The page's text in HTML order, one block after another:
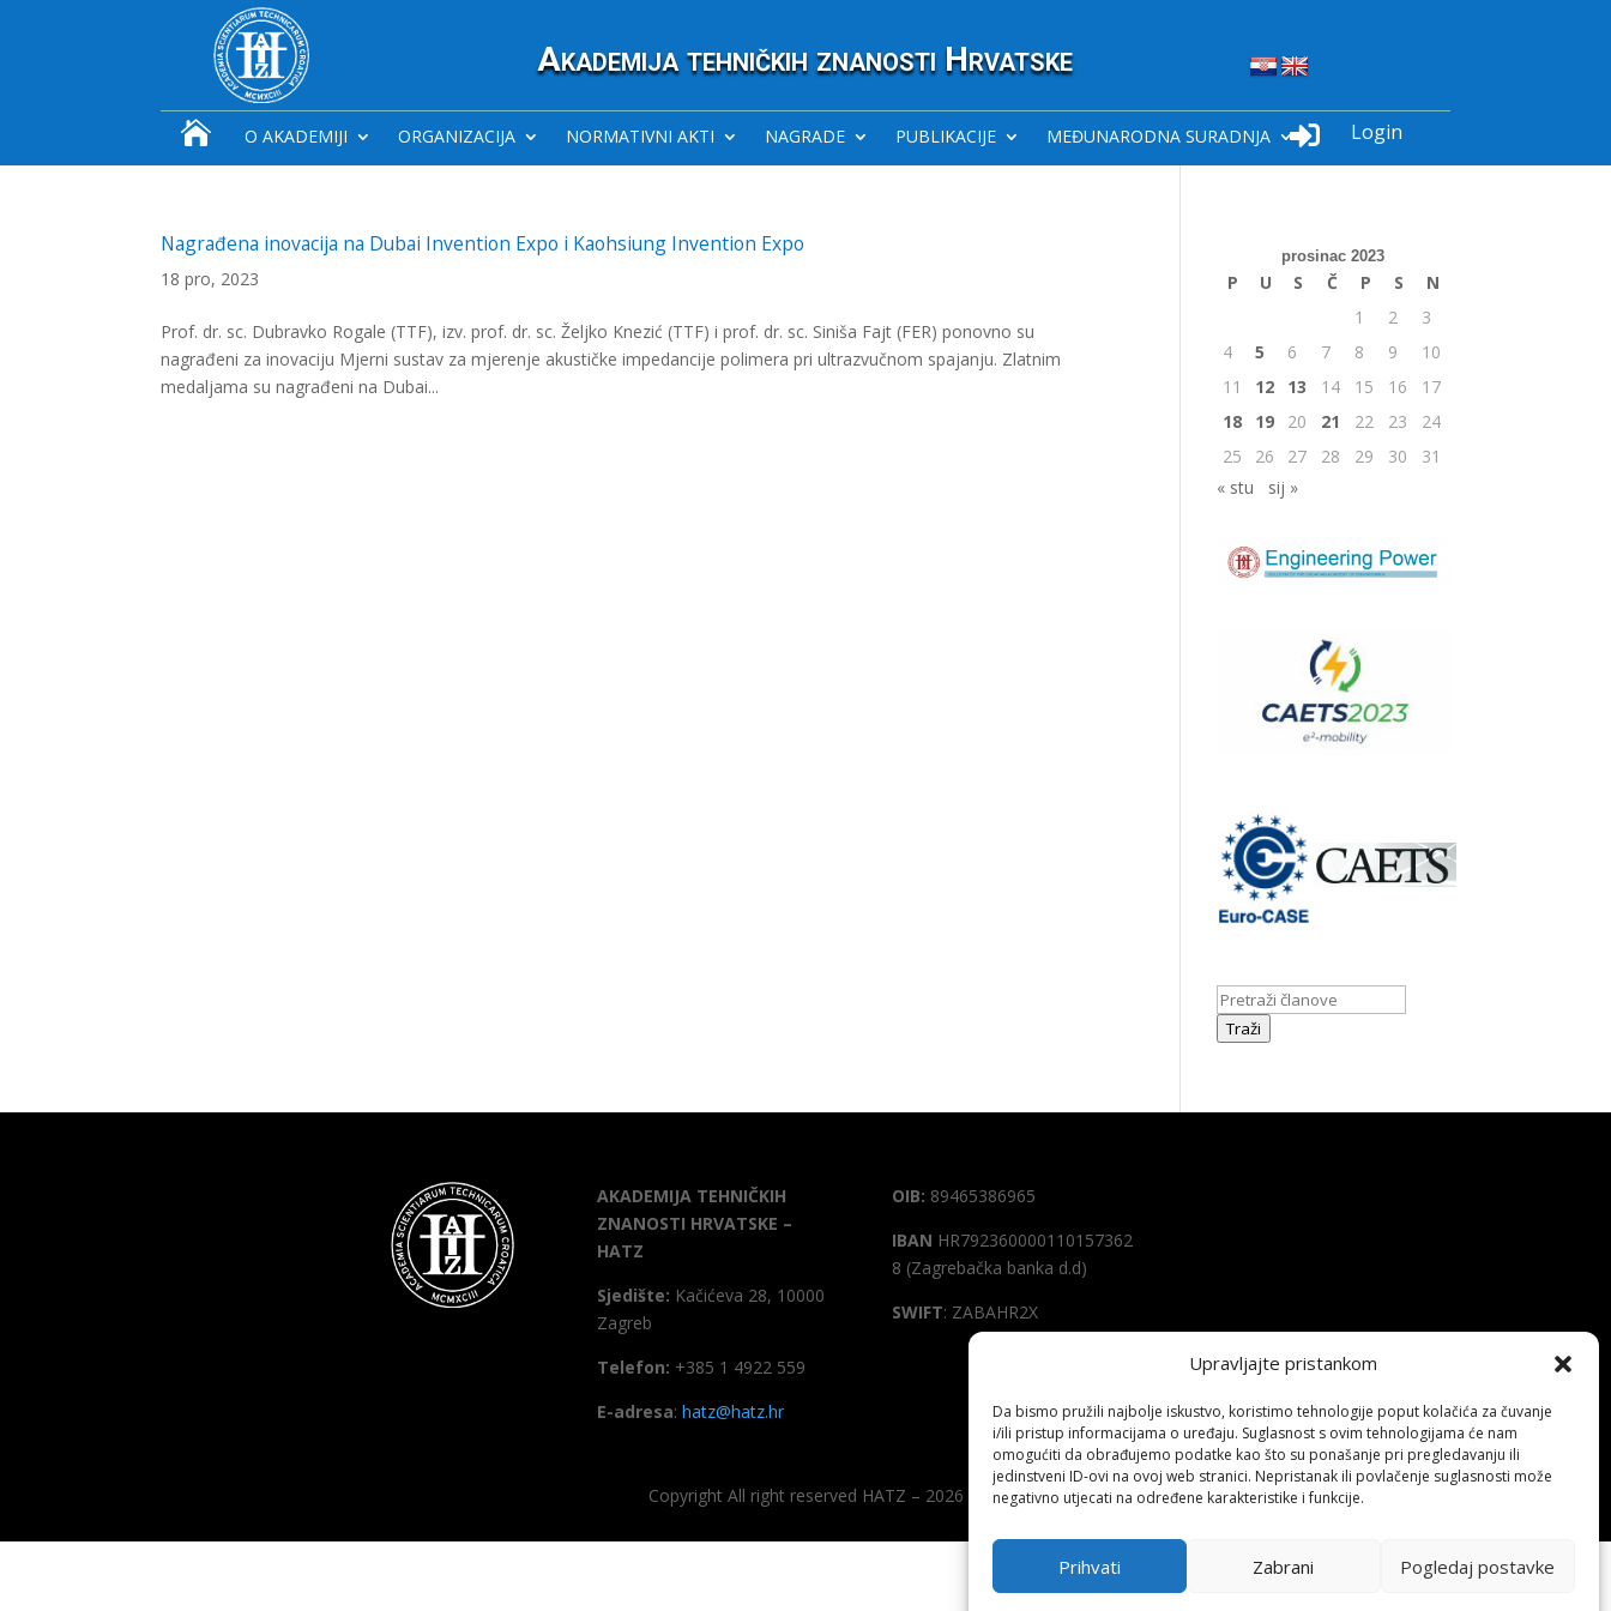
Upravljajte pristankom
Da bismo pružili najbolje iskustvo, koristimo tehnologije poput kolačića za čuvanje
i/ili pristup informacijama o uređaju. Suglasnost s ovim tehnologijama će nam
omogućiti da obrađujemo podatke kao što su ponašanje pri pregledavanju ili
jedinstveni ID-ovi na ovoj web stranici. Nepristanak ili povlačenje suglasnosti može
negativno utjecati na određene karakteristike i funkcije.
Prihvati Zabrani Pogledaj postavke
Akademija tehničkih znanosti Hrvatske
 O AKADEMIJI ORGANIZACIJA NORMATIVNI AKTI NAGRADE PUBLIKACIJE MEĐUNARODNA SURADNJA  Login
Nagrađena inovacija na Dubai Invention Expo i Kaohsiung Invention Expo
18 pro, 2023
Prof. dr. sc. Dubravko Rogale (TTF), izv. prof. dr. sc. Željko Knezić (TTF) i prof. dr. sc. Siniša Fajt (FER) ponovno su
nagrađeni za inovaciju Mjerni sustav za mjerenje akustičke impedancije polimera pri ultrazvučnom spajanju. Zlatnim
medaljama su nagrađeni na Dubai...
prosinac 2023
P U S Č P S
N
1
2
3
4
5 6 7 8 9
10
11
12 13 14 15 16
17
18
19 20 21 22 23
24
25
26 27 28 29 30
31
« stu
sij »
Traži
AKADEMIJA TEHNIČKIH
ZNANOSTI HRVATSKE –
HATZ
Sjedište: Kačićeva 28, 10000
Zagreb
Telefon: +385 1 4922 559
E-adresa: hatz@hatz.hr
OIB: 89465386965
IBAN HR792360000110157362
8 (Zagrebačka banka d.d)
SWIFT: ZABAHR2X
Copyright All right reserved HATZ – 2026